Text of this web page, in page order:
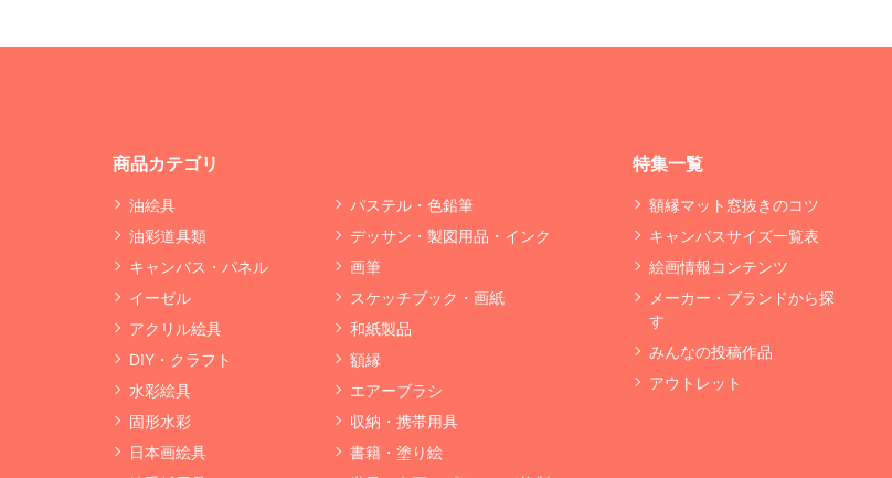
商品カテゴリ
油絵具
油彩道具類
キャンバス・パネル
イーゼル
アクリル絵具
DIY・クラフト
水彩絵具
固形水彩
日本画絵具
パステル・色鉛筆
デッサン・製図用品・インク
画筆
スケッチブック・画紙
和紙製品
額縁
エアーブラシ
収納・携帯用具
書籍・塗り絵
特集一覧
額縁マット窓抜きのコツ
キャンバスサイズ一覧表
絵画情報コンテンツ
メーカー・ブランドから探
す
みんなの投稿作品
アウトレット